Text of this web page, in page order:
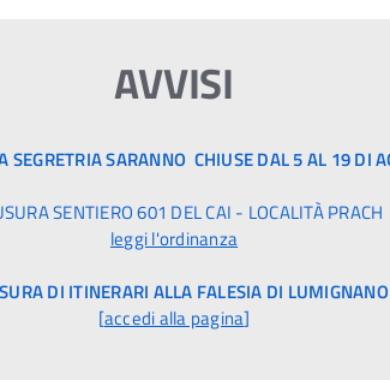
AVVISI
SEGRETRIA SARANNO CHIUSE DAL 5 AL 19 DI
SENTIERO 601 DEL CAI - LOCALITÀ PRACH
leggi l'ordinanza
DI ITINERARI ALLA FALESIA DI LUMIGNANO
[accedi alla pagina]